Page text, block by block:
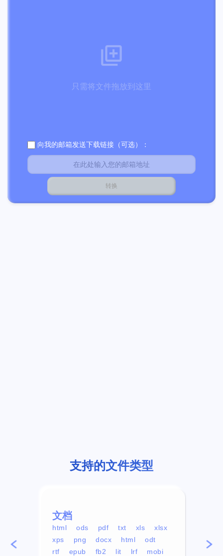
只需将文件拖放到这里
向我的邮箱发送下载链接（可选）：
支持的文件类型
文档
html ods pdf txt xls
xlsx
xps
png docx html
odt
rtf
epub fb2 lit lrf
mobi
mp4